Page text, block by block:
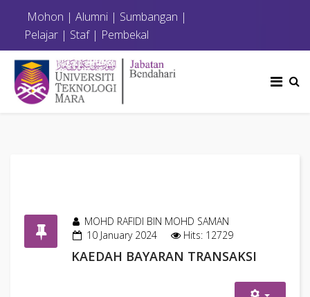
Mohon | Alumni | Sumbangan |
Pelajar | Staf| Pembekal
MOHD RAFIDI BIN MOHD SAMAN
10 January 2024
Hits: 12729
KAEDAH BAYARAN TRANSAKSI